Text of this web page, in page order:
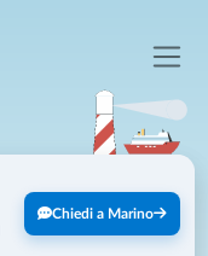
Chiedi a Marino